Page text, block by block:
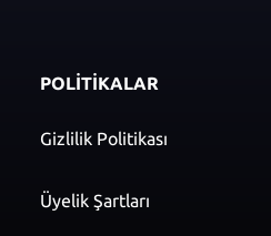
POLİTİKALAR
Gizlilik Politikası
Üyelik Şartları